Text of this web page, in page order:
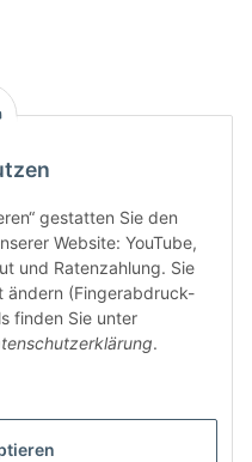
gestatten Sie den
Website: YouTube,
und Ratenzahlung. Sie
ändern (Fingerabdruck-
finden Sie unter
.